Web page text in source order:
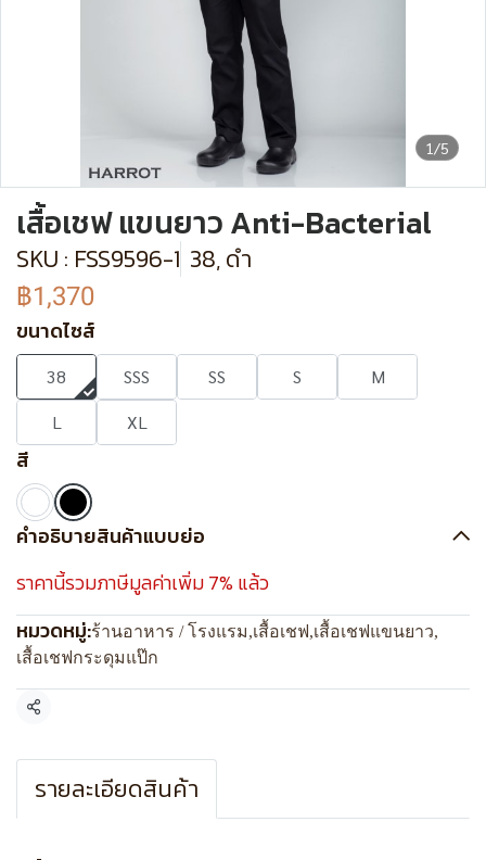
1/5
เสื้อเชฟ แขนยาว Anti-Bacterial
SKU : FSS9596-1 38, ดำ
฿1,370
ขนาดไซส์
38 SSS SS S
M
L
XL
สี
คำอธิบายสินค้าแบบย่อ
ราคานี้รวมภาษีมูลค่าเพิ่ม 7% แล้ว
หมวดหมู่:ร้านอาหาร / โรงแรม,เสื้อเชฟ,เสื้อเชฟแขนยาว,
เสื้อเชฟกระดุมแป๊ก
แชร์
รายละเอียดสินค้า